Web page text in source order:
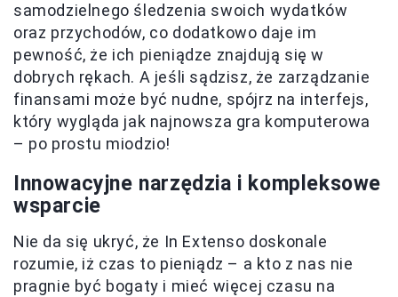
samodzielnego śledzenia swoich wydatków
oraz przychodów, co dodatkowo daje im
pewność, że ich pieniądze znajdują się w
dobrych rękach. A jeśli sądzisz, że zarządzanie
finansami może być nudne, spójrz na interfejs,
który wygląda jak najnowsza gra komputerowa
– po prostu miodzio!
Innowacyjne narzędzia i kompleksowe
wsparcie
Nie da się ukryć, że In Extenso doskonale
rozumie, iż czas to pieniądz – a kto z nas nie
pragnie być bogaty i mieć więcej czasu na